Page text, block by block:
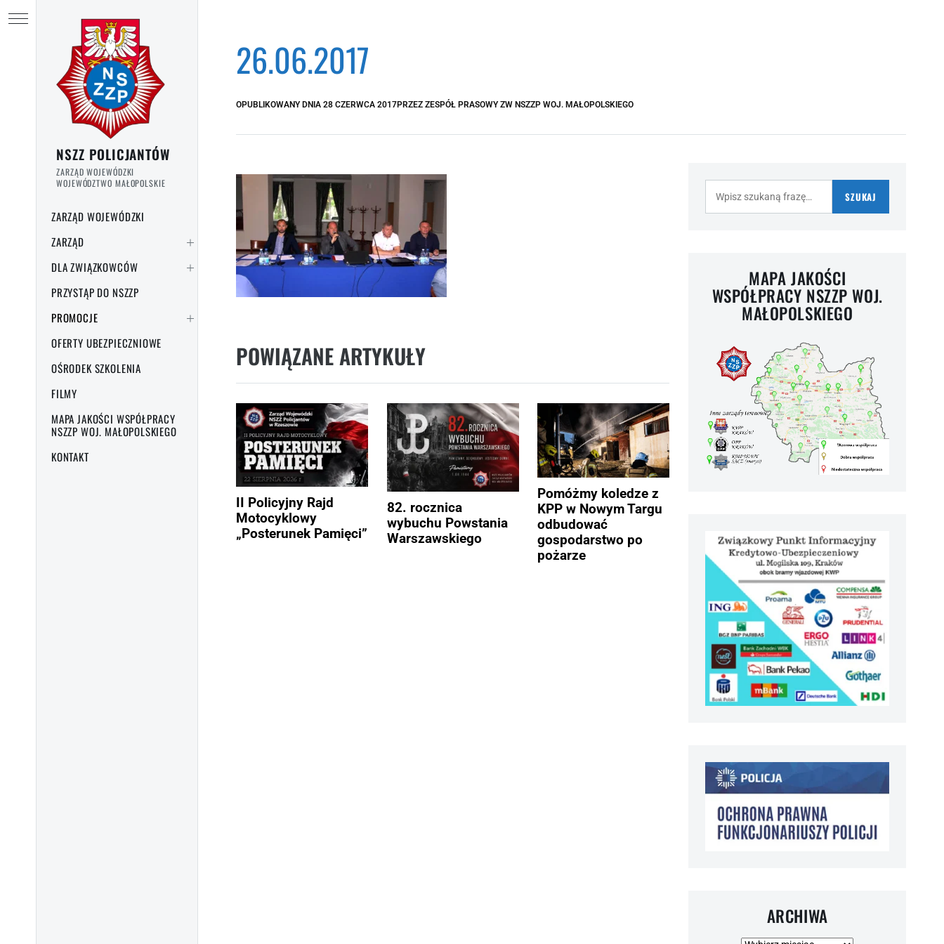
NSZZ POLICJANTÓW
ZARZĄD WOJEWÓDZKI
WOJEWÓDZTWO MAŁOPOLSKIE
ZARZĄD WOJEWÓDZKI
ZARZĄD
DLA ZWIĄZKOWCÓW
PRZYSTĄP DO NSZZP
PROMOCJE
OFERTY UBEZPIECZNIOWE
OŚRODEK SZKOLENIA
FILMY
MAPA JAKOŚCI WSPÓŁPRACY
NSZZP WOJ. MAŁOPOLSKIEGO
KONTAKT
26.06.2017
OPUBLIKOWANY DNIA 28 CZERWCA 2017PRZEZ ZESPÓŁ PRASOWY ZW NSZZP WOJ. MAŁOPOLSKIEGO
POWIĄZANE ARTYKUŁY
II Policyjny Rajd
Motocyklowy
„Posterunek Pamięci”
82. rocznica
wybuchu Powstania
Warszawskiego
Pomóżmy koledze z
KPP w Nowym Targu
odbudować
gospodarstwo po
pożarze
SZUKAJ
MAPA JAKOŚCI
WSPÓŁPRACY NSZZP WOJ.
MAŁOPOLSKIEGO
ARCHIWA